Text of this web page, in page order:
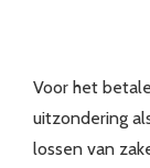
Voor het
uitzondering
lossen van